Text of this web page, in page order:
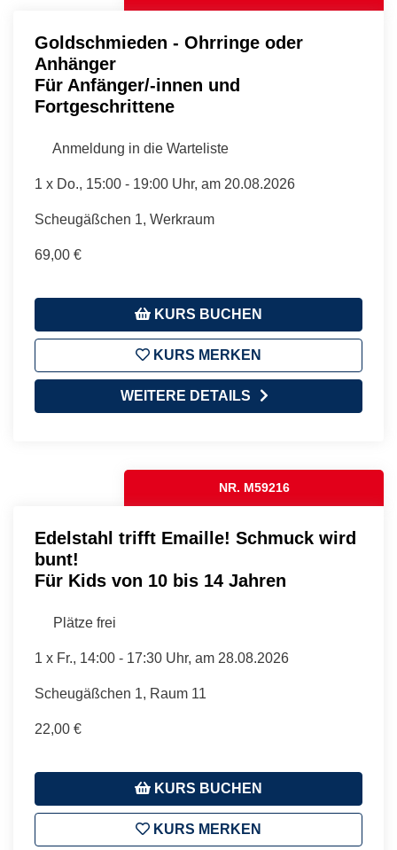
Goldschmieden - Ohrringe oder
Anhänger
Für Anfänger/-innen und
Fortgeschrittene
Anmeldung in die Warteliste
1 x Do., 15:00 - 19:00 Uhr, am 20.08.2026
Scheugäßchen 1, Werkraum
69,00 €
KURS BUCHEN
KURS MERKEN
WEITERE DETAILS
NR. M59216
Edelstahl trifft Emaille! Schmuck wird
bunt!
Für Kids von 10 bis 14 Jahren
Plätze frei
1 x Fr., 14:00 - 17:30 Uhr, am 28.08.2026
Scheugäßchen 1, Raum 11
22,00 €
KURS BUCHEN
KURS MERKEN